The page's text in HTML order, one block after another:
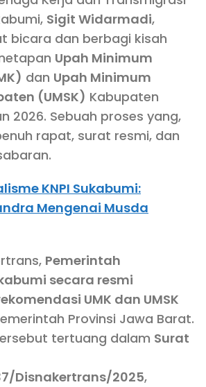
Sigit Widarmadi,
bicara dan berbagi kisah
Upah Minimum
dan Upah Minimum
(UMSK) Kabupaten
2026. Sebuah proses yang,
rapat, surat resmi, dan
KNPI Sukabumi:
Mengenai Musda
Pemerintah
secara resmi
UMK dan UMSK
Provinsi Jawa Barat.
tertuang dalam Surat
Disnakertrans/2025,